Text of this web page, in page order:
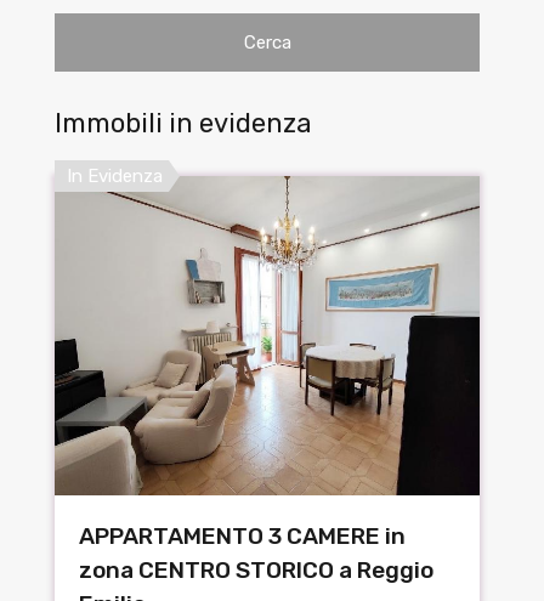
Immobili in evidenza
In Evidenza
APPARTAMENTO 3 CAMERE in
zona CENTRO STORICO a Reggio